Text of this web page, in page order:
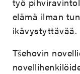
elämä ilman
ikävystyttävää.
Tšehovin